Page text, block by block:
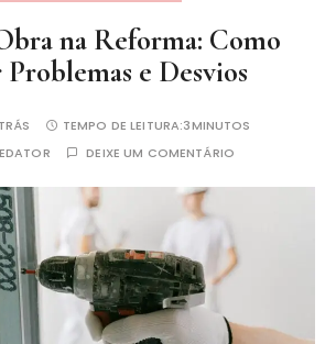
na Reforma: Como
e Desvios
TEMPO DE LEITURA:3MINUTOS
DEIXE UM COMENTÁRIO